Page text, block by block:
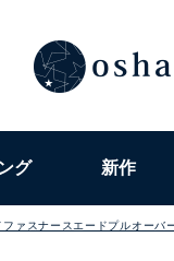
グ 新作
ファスナースエードプルオー